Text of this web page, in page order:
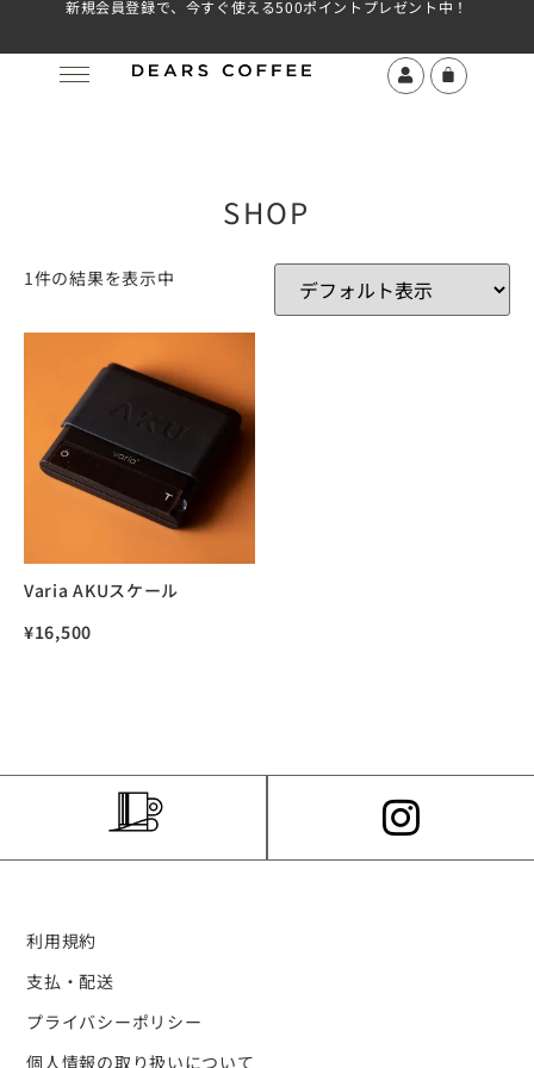
新規会員登録で、今すぐ使える500ポイントプレゼント中！
SHOP
1件の結果を表示中
Varia AKUスケール
¥16,500
利用規約
支払・配送
プライバシーポリシー
個人情報の取り扱いについて